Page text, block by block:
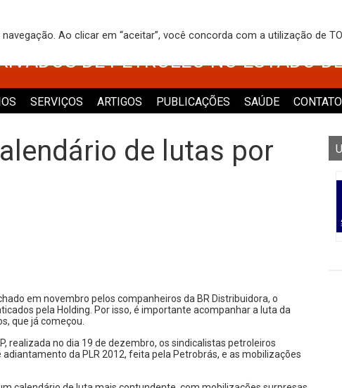
DOS TRABALHADORES NO
DE PETRÓLEO NO ESTADO
SERVIÇOS ARTIGOS PUBLICAÇÕES SAÚDE CONTATO
de lutas por
em novembro pelos companheiros da BR Distribuidora, o
pela Holding. Por isso, é importante acompanhar a luta da
que já começou.
realizada no dia 19 de dezembro, os sindicalistas petroleiros
da PLR 2012, feita pela Petrobrás, e as mobilizações
Ao clicar em “aceitar”, você concorda com a utilização de